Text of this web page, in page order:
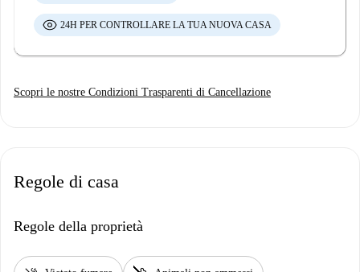
24H PER CONTROLLARE LA TUA NUOVA CASA
Scopri le nostre Condizioni Trasparenti di Cancellazione
Regole di casa
Regole della proprietà